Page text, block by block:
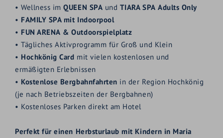
• Wellness imQUEEN SPA und TIARA SPA Adults Only
• FAMILY SPA mit Indoorpool
• FUN ARENA & Outdoorspielplatz
• Tägliches Aktivprogramm für Groß und Klein
• Hochkönig Card mit vielen kostenlosen und
ermäßigten Erlebnissen
• Kostenlose Bergbahnfahrten in der Region Hochkönig
(je nach Betriebszeiten der Bergbahnen)
• Kostenloses Parken direkt am Hotel
Perfekt für einen Herbsturlaub mit Kindern in Maria